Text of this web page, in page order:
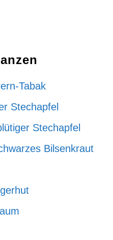
Tabak
Stechapfel
Stechapfel
Bilsenkraut